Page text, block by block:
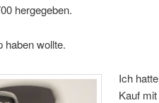
hergegeben.
ich die 36mp
Ich
Kauf